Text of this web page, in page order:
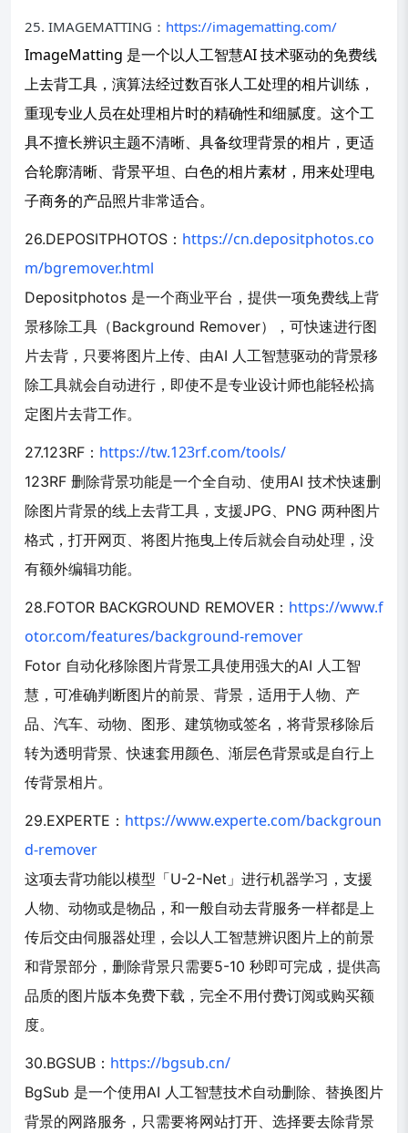
25. IMAGEMATTING： https://imagematting.com/
ImageMatting 是一个以人工智慧AI 技术驱动的免费线
上去背工具，演算法经过数百张人工处理的相片训练，
重现专业人员在处理相片时的精确性和细腻度。 这个工
具不擅长辨识主题不清晰、具备纹理背景的相片，更适
合轮廓清晰、背景平坦、白色的相片素材，用来处理电
子商务的产品照片非常适合。
26.DEPOSITPHOTOS： https://cn.depositphotos.co
m/bgremover.html
Depositphotos 是一个商业平台，提供一项免费线上背
景移除工具（Background Remover），可快速进行图
片去背，只要将图片上传、由AI 人工智慧驱动的背景移
除工具就会自动进行，即使不是专业设计师也能轻松搞
定图片去背工作。
27.123RF： https://tw.123rf.com/tools/
123RF 删除背景功能是一个全自动、使用AI 技术快速删
除图片背景的线上去背工具，支援JPG、PNG 两种图片
格式，打开网页、将图片拖曳上传后就会自动处理，没
有额外编辑功能。
28.FOTOR BACKGROUND REMOVER： https://www.f
otor.com/features/background-remover
Fotor 自动化移除图片背景工具使用强大的AI 人工智
慧，可准确判断图片的前景、背景，适用于人物、产
品、汽车、动物、图形、建筑物或签名，将背景移除后
转为透明背景、快速套用颜色、渐层色背景或是自行上
传背景相片。
29.EXPERTE： https://www.experte.com/backgroun
d-remover
这项去背功能以模型「U-2-Net」进行机器学习，支援
人物、动物或是物品，和一般自动去背服务一样都是上
传后交由伺服器处理，会以人工智慧辨识图片上的前景
和背景部分，删除背景只需要5-10 秒即可完成，提供高
品质的图片版本免费下载，完全不用付费订阅或购买额
度。
30.BGSUB： https://bgsub.cn/
BgSub 是一个使用AI 人工智慧技术自动删除、替换图片
背景的网路服务，只需要将网站打开、选择要去除背景